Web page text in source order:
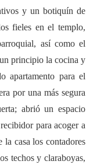
y un botiquín de
fieles en el templo,
así como el
principio la cocina y
apartamento para el
por una más segura
abrió un espacio
para acoger a
la casa los contadores
techos y claraboyas,